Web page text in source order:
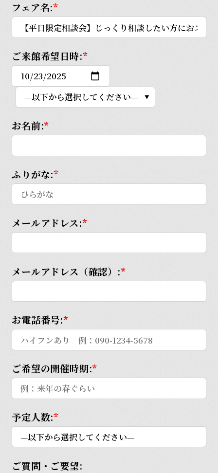
フェア名:*
ご来館希望日時:*
お名前:*
ふりがな:*
メールアドレス:*
メールアドレス（確認）:*
お電話番号:*
ご希望の開催時期:*
予定人数:*
ご質問・ご要望: